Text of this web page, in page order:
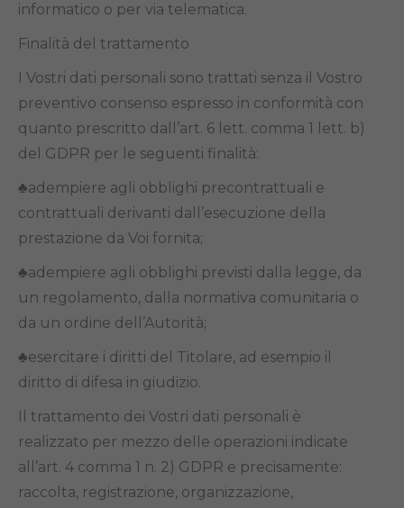
informatico o per via telematica.
Finalità del trattamento
I Vostri dati personali sono trattati senza il Vostro
preventivo consenso espresso in conformità con
quanto prescritto dall’art. 6 lett. comma 1 lett. b)
del GDPR per le seguenti finalità:
♣adempiere agli obblighi precontrattuali e
contrattuali derivanti dall’esecuzione della
prestazione da Voi fornita;
♣adempiere agli obblighi previsti dalla legge, da
un regolamento, dalla normativa comunitaria o
da un ordine dell’Autorità;
♣esercitare i diritti del Titolare, ad esempio il
diritto di difesa in giudizio.
Il trattamento dei Vostri dati personali è
realizzato per mezzo delle operazioni indicate
all’art. 4 comma 1 n. 2) GDPR e precisamente:
raccolta, registrazione, organizzazione,